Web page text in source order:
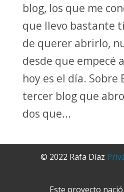
blog, los que me
que llevo bastante
de querer abrirlo,
desde que empecé
hoy es el día. Sobre
tercer blog que
dos que...
© 2022 Rafa Díaz
Este proyecto